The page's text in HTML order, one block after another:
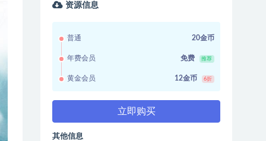
资源信息
普通 20金币
年费会员 免费 推荐
黄金会员 12金币 6折
立即购买
其他信息